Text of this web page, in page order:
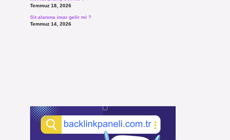
Temmuz 18, 2026
Sit alanına imar gelir mi ?
Temmuz 14, 2026